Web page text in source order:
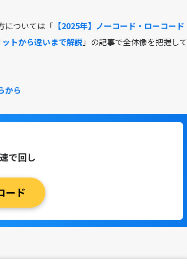
については「 【2025年】ノーコード・ローコード
トから違いまで解説 」の記事で全体像を把握して
から
で回し
ード